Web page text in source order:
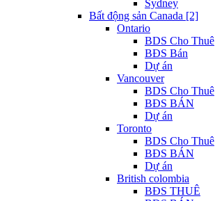
Sydney
Bất động sản Canada [2]
Ontario
BDS Cho Thuê
BĐS Bán
Dự án
Vancouver
BDS Cho Thuê
BĐS BÁN
Dự án
Toronto
BDS Cho Thuê
BĐS BÁN
Dự án
British colombia
BĐS THUÊ